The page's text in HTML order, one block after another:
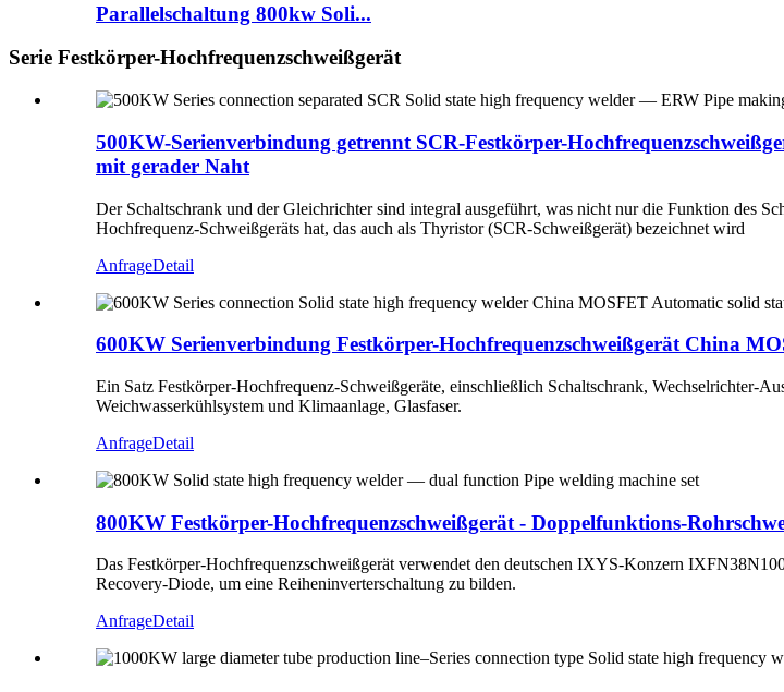
Parallelschaltung 800kw Soli...
Serie Festkörper-Hochfrequenzschweißgerät
500KW-Serienverbindung getrennt SCR-Festkörper-
mit gerader Naht
Der Schaltschrank und der Gleichrichter sind integral ausgeführt, was nicht nur die Funktion des
Hochfrequenz-Schweißgeräts hat, das auch als Thyristor (SCR-Schweißgerät) bezeichnet wird
AnfrageDetail
600KW Serienverbindung Festkörper-Hochfrequenzschweißgerät China
Ein Satz Festkörper-Hochfrequenz-Schweißgeräte, einschließlich Schaltschrank, Wechselrichter-
Weichwasserkühlsystem und Klimaanlage, Glasfaser.
AnfrageDetail
800KW Festkörper-Hochfrequenzschweißgerät - Doppelfunktions-
Das Festkörper-Hochfrequenzschweißgerät verwendet den deutschen IXYS-Konzern
Recovery-Diode, um eine Reiheninverterschaltung zu bilden.
AnfrageDetail